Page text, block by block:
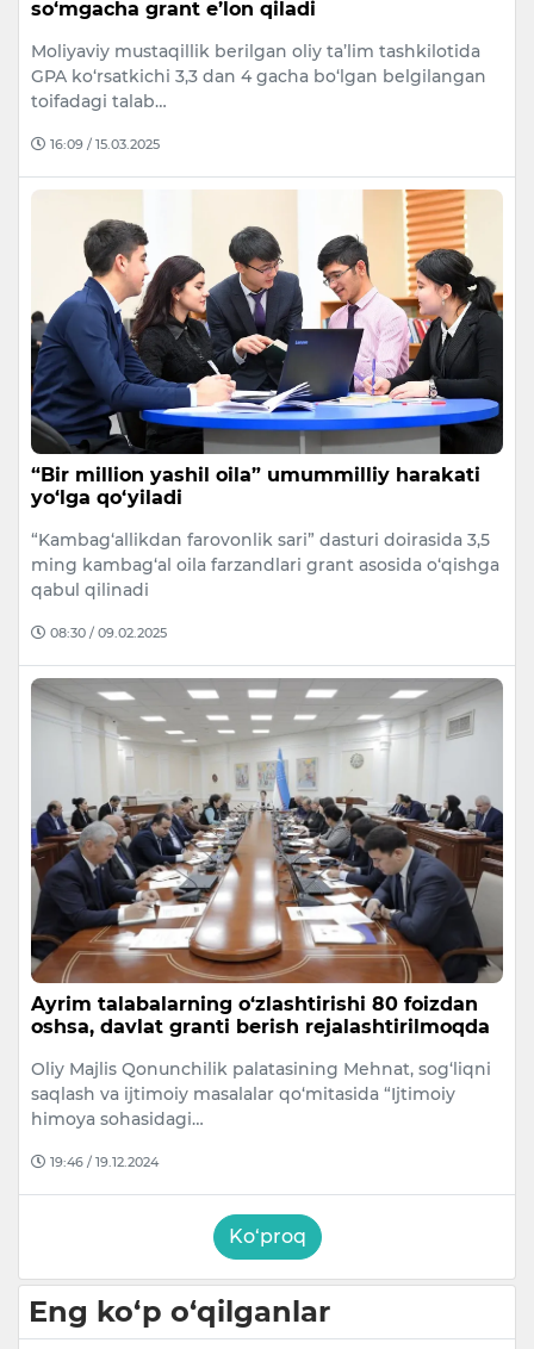
so‘mgacha grant e’lon qiladi
Moliyaviy mustaqillik berilgan oliy ta’lim tashkilotida
GPA ko‘rsatkichi 3,3 dan 4 gacha bo‘lgan belgilangan
toifadagi talab…
16:09 / 15.03.2025
“Bir million yashil oila” umummilliy harakati
yo‘lga qo‘yiladi
“Kambag‘allikdan farovonlik sari” dasturi doirasida 3,5
ming kambag‘al oila farzandlari grant asosida o‘qishga
qabul qilinadi
08:30 / 09.02.2025
Ayrim talabalarning o‘zlashtirishi 80 foizdan
oshsa, davlat granti berish rejalashtirilmoqda
Oliy Majlis Qonunchilik palatasining Mehnat, sog‘liqni
saqlash va ijtimoiy masalalar qo‘mitasida “Ijtimoiy
himoya sohasidagi…
19:46 / 19.12.2024
Ko‘proq
Eng ko‘p o‘qilganlar